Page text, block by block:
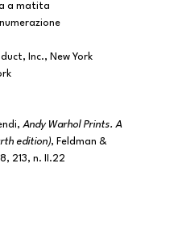
a matita
Inc., New York
Andy Warhol Prints. A
edition), Feldman &
213, n. II.22